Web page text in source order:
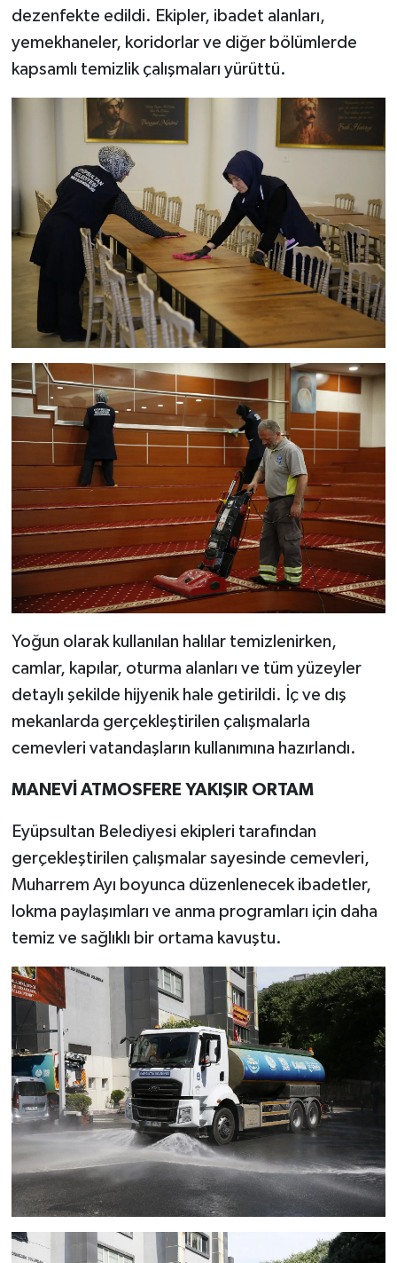
dezenfekte edildi. Ekipler, ibadet alanları,
yemekhaneler, koridorlar ve diğer bölümlerde
kapsamlı temizlik çalışmaları yürüttü.
Yoğun olarak kullanılan halılar temizlenirken,
camlar, kapılar, oturma alanları ve tüm yüzeyler
detaylı şekilde hijyenik hale getirildi. İç ve dış
mekanlarda gerçekleştirilen çalışmalarla
cemevleri vatandaşların kullanımına hazırlandı.
MANEVİ ATMOSFERE YAKIŞIR ORTAM
Eyüpsultan Belediyesi ekipleri tarafından
gerçekleştirilen çalışmalar sayesinde cemevleri,
Muharrem Ayı boyunca düzenlenecek ibadetler,
lokma paylaşımları ve anma programları için daha
temiz ve sağlıklı bir ortama kavuştu.